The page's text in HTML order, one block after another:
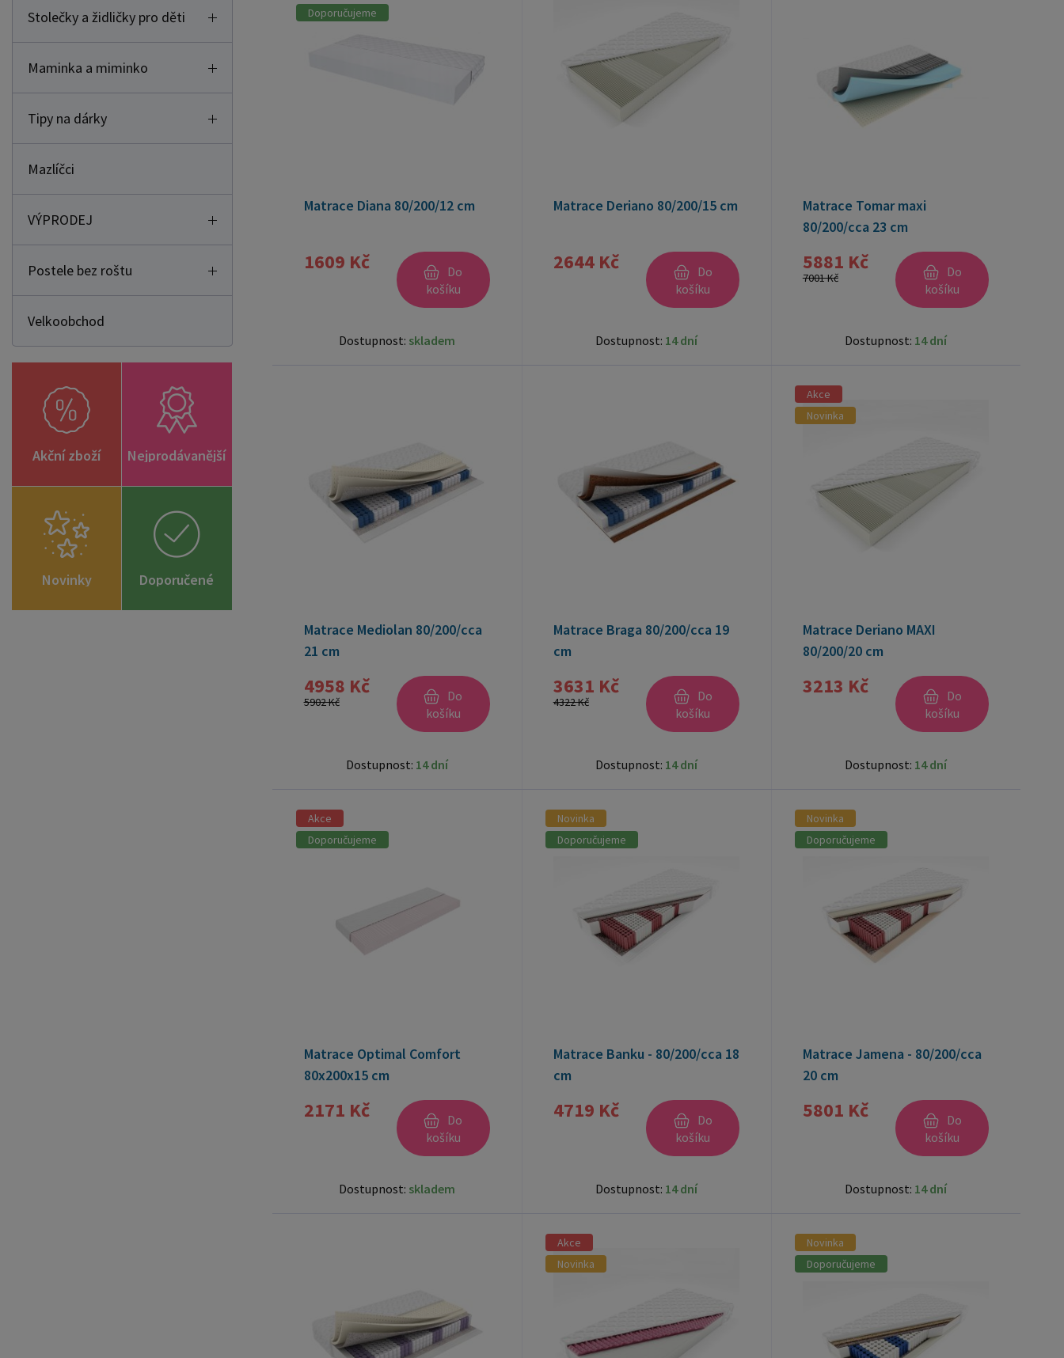
Stolečky a židličky pro děti
Maminka a miminko
Tipy na dárky
Mazlíčci
VÝPRODEJ
Postele bez roštu
Velkoobchod
Akční zboží Nejprodávanější
Novinky
Doporučené
zboží
Doporučujeme
Matrace Diana 80/200/12 cm
1609 Kč
Do
košíku
Dostupnost: skladem
Matrace Deriano 80/200/15 cm
2644 Kč
Do
košíku
Dostupnost: 14 dní
Matrace Tomar maxi
80/200/cca 23 cm
5881 Kč
7001 Kč
Do
košíku
Dostupnost: 14 dní
Matrace Mediolan 80/200/cca
21 cm
4958 Kč
5902 Kč
Do
košíku
Dostupnost: 14 dní
Matrace Braga 80/200/cca 19
cm
3631 Kč
4322 Kč
Do
košíku
Dostupnost: 14 dní
Akce
Novinka
Matrace Deriano MAXI
80/200/20 cm
3213 Kč
Do
košíku
Dostupnost: 14 dní
Akce
Doporučujeme
Matrace Optimal Comfort
80x200x15 cm
2171 Kč
Do
košíku
Dostupnost: skladem
Novinka
Doporučujeme
Matrace Banku - 80/200/cca 18
cm
4719 Kč
Do
košíku
Dostupnost: 14 dní
Novinka
Doporučujeme
Matrace Jamena - 80/200/cca
20 cm
5801 Kč
Do
košíku
Dostupnost: 14 dní
Akce
Novinka
Novinka
Doporučujeme